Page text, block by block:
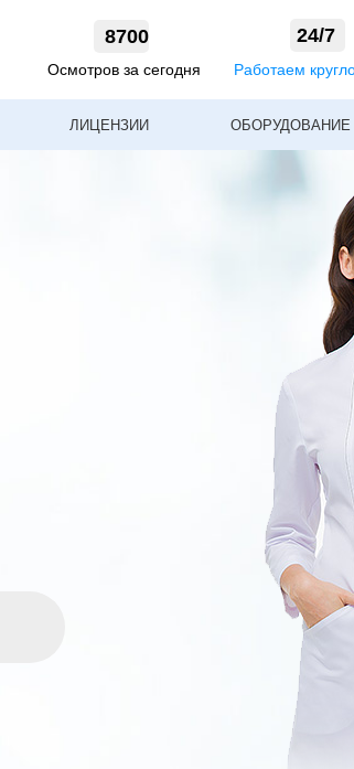
Осмотров за сегодня
8700
Работаем
24/7
ЛИЦЕНЗИИ ОБОРУДОВАНИЕ